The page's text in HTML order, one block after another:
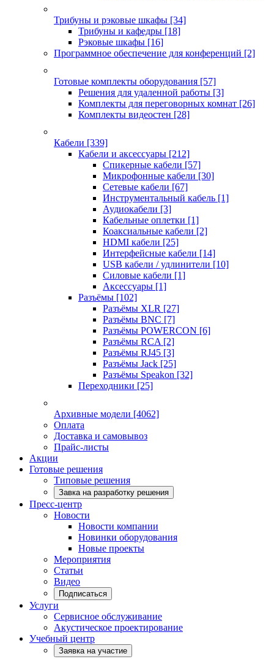
Трибуны и рэковые шкафы [34]
Трибуны и кафедры [18]
Рэковые шкафы [16]
Программное обеспечение для конференций [2]
Готовые комплекты оборудования [57]
Решения для удаленной работы [3]
Комплекты для переговорных комнат [26]
Комплекты видеостен [28]
Кабели [339]
Кабели и аксессуары [212]
Спикерные кабели [57]
Микрофонные кабели [30]
Сетевые кабели [67]
Инструментальный кабель [1]
Аудиокабели [3]
Кабельные оплетки [1]
Коаксиальные кабели [2]
HDMI кабели [25]
Интерфейсные кабели [14]
USB кабели / удлинители [10]
Силовые кабели [1]
Аксессуары [1]
Разъёмы [102]
Разъёмы XLR [27]
Разъёмы BNC [7]
Разъёмы POWERCON [6]
Разъёмы RCA [2]
Разъёмы RJ45 [3]
Разъёмы Jack [25]
Разъёмы Speakon [32]
Переходники [25]
Архивные модели [4062]
Оплата
Доставка и самовывоз
Прайс-листы
Акции
Готовые решения
Типовые решения
Завка на разработку решения
Пресс-центр
Новости
Новости компании
Новинки оборудования
Новые проекты
Мероприятия
Статьи
Видео
Подписаться
Услуги
Сервисное обслуживание
Акустическое проектирование
Учебный центр
Заявка на участие